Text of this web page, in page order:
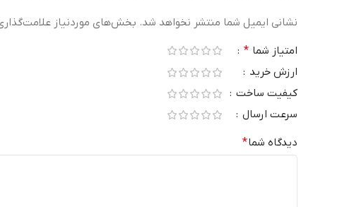
نشانی ایمیل شما منتشر نخواهد شد. بخش‌های موردنیاز
امتیاز شما *
ارزش خرید
کیفیت ساخت
سرعت ارسال
دیدگاه شما*